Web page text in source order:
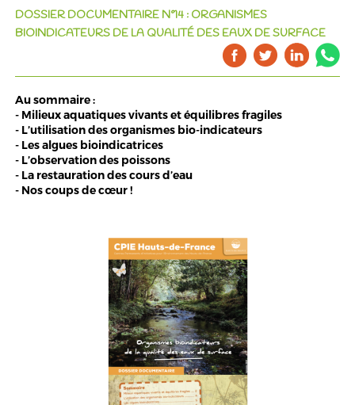
DOSSIER DOCUMENTAIRE N°14 : ORGANISMES
BIOINDICATEURS DE LA QUALITÉ DES EAUX DE SURFACE
Au sommaire :
- Milieux aquatiques vivants et équilibres fragiles
- L’utilisation des organismes bio-indicateurs
- Les algues bioindicatrices
- L’observation des poissons
- La restauration des cours d’eau
- Nos coups de cœur !